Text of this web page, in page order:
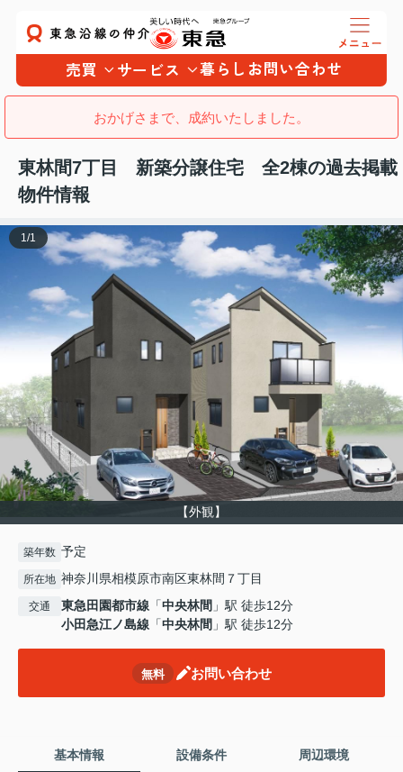
売買 サービス 暮らし お問い合わせ
おかげさまで、成約いたしました。
東林間7丁目 新築分譲住宅 全2棟の過去掲載
物件情報
【外観】
1 /1
築年数 予定
所在地 神奈川県相模原市南区東林間７丁目
交通 東急田園都市線 「中央林間 」駅 徒歩12分
小田急江ノ島線 「中央林間 」駅 徒歩12分
無料 お問い合わせ
基本情報 設備条件 周辺環境